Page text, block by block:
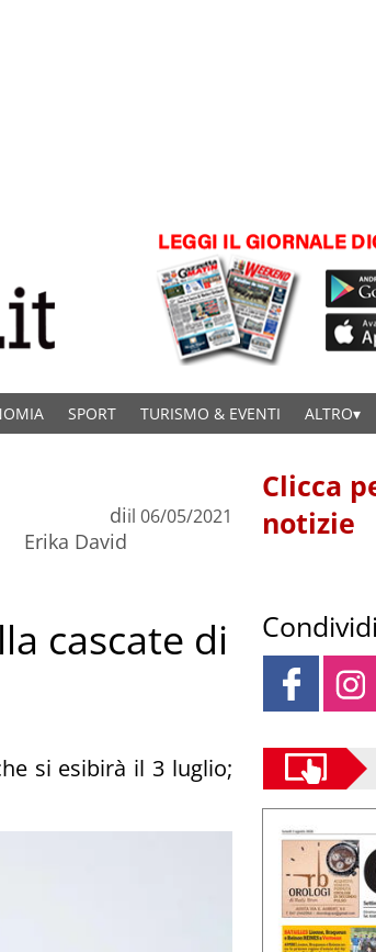
SPORT TURISMO & EVENTI ALTRO
di
Erika David
il 06/05/2021
cascate di
si esibirà il 3 luglio;
Clicca
notizie
Condividi